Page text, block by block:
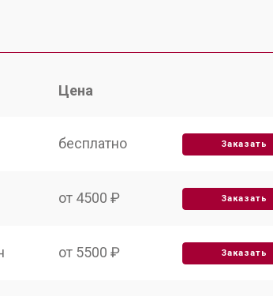
Цена
бесплатно Заказать
от 4500 ₽ Заказать
от 5500 ₽ Заказать